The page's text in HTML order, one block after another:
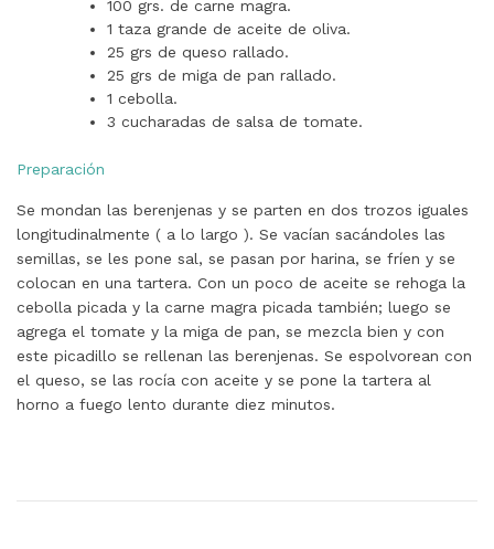
100 grs. de carne magra.
1 taza grande de aceite de oliva.
25 grs de queso rallado.
25 grs de miga de pan rallado.
1 cebolla.
3 cucharadas de salsa de tomate.
Preparación
Se mondan las berenjenas y se parten en dos trozos iguales
longitudinalmente ( a lo largo ). Se vacían sacándoles las
semillas, se les pone sal, se pasan por harina, se fríen y se
colocan en una tartera. Con un poco de aceite se rehoga la
cebolla picada y la carne magra picada también; luego se
agrega el tomate y la miga de pan, se mezcla bien y con
este picadillo se rellenan las berenjenas. Se espolvorean con
el queso, se las rocía con aceite y se pone la tartera al
horno a fuego lento durante diez minutos.